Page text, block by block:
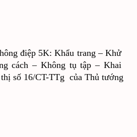
điệp 5K: Khẩu trang – Khử
cách – Không tụ tập – Khai
số 16/CT-TTg  của Thủ tướng